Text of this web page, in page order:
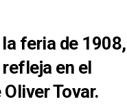
feria de 1908,
en el
Tovar.